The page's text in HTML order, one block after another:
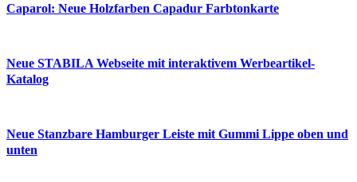
Caparol: Neue Holzfarben Capadur Farbtonkarte
Neue STABILA Webseite mit interaktivem Werbeartikel-
Katalog
Neue Stanzbare Hamburger Leiste mit Gummi Lippe oben und
unten